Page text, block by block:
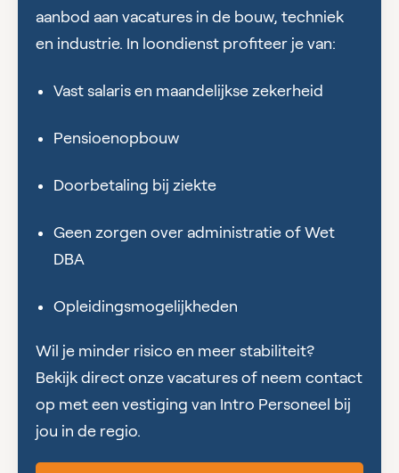
aanbod aan vacatures in de bouw, techniek
en industrie. In loondienst profiteer je van:
Vast salaris en maandelijkse zekerheid
Pensioenopbouw
Doorbetaling bij ziekte
Geen zorgen over administratie of Wet
DBA
Opleidingsmogelijkheden
Wil je minder risico en meer stabiliteit?
Bekijk direct onze vacatures of neem contact
op met een vestiging van Intro Personeel bij
jou in de regio.